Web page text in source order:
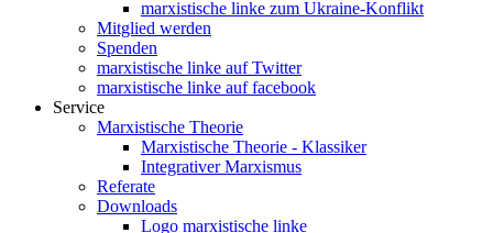
marxistische linke zum Ukraine-Konflikt
Mitglied werden
Spenden
marxistische linke auf Twitter
marxistische linke auf facebook
Service
Marxistische Theorie
Marxistische Theorie - Klassiker
Integrativer Marxismus
Referate
Downloads
Logo marxistische linke